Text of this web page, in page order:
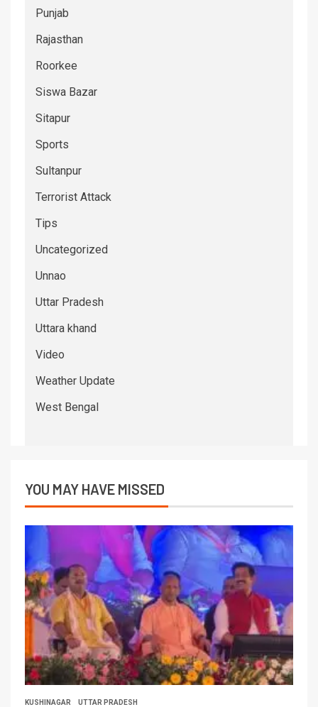
Punjab
Rajasthan
Roorkee
Siswa Bazar
Sitapur
Sports
Sultanpur
Terrorist Attack
Tips
Uncategorized
Unnao
Uttar Pradesh
Uttara khand
Video
Weather Update
West Bengal
YOU MAY HAVE MISSED
KUSHINAGAR UTTAR PRADESH